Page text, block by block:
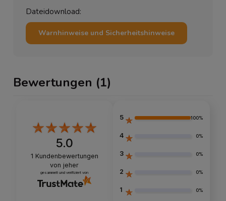
Dateidownload:
Warnhinweise und Sicherheitshinweise
Bewertungen (1)
5.0
1 Kundenbewertungen
von jeher
gesammelt und verifiziert von
5 100%
4 0%
3 0%
2 0%
1 0%